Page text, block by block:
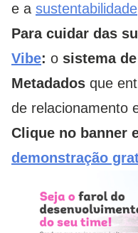
e a sustentabilidade
Para cuidar das
Vibe: o sistema
Metadados que
de relacionamento
Clique no banner
demonstração